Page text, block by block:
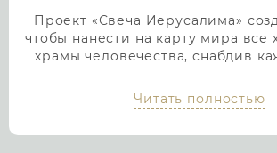
Проект «Свеча Иерусалима»
чтобы нанести на карту мира все
храмы человечества, снабдив
мы дадим людям возможность
храм или дольмен не выходя из
Читать полностью